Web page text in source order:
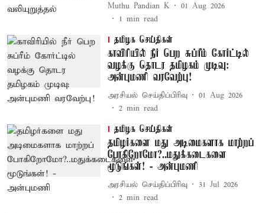
Muthu Pandian K
01 Aug 2026
1 min read
தமிழக செய்திகள்
காவிரியில் நீர் பெற சுப்ரீம் கோர்ட்டில்
வழக்கு தொடர தமிழகம் முடிவு:
அன்புமணி வரவேற்பு!
அரசியல் செய்திப்பிரிவு
01 Aug 2026
2 min read
தமிழக செய்திகள்
தமிழர்களை மது அடிமைகளாக மாற்றப்
போகிறோமோ?..மதுக்கடைகளை
மூடுங்கள்! - அன்புமணி
அரசியல் செய்திப்பிரிவு
31 Jul 2026
2 min read